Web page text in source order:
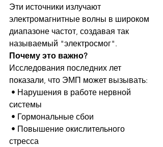
Эти источники излучают
электромагнитные волны в широком
диапазоне частот, создавая так
называемый "электросмог".
Почему это важно?
Исследования последних лет
показали, что ЭМП может вызывать:
системы
• Гормональные сбои
стресса